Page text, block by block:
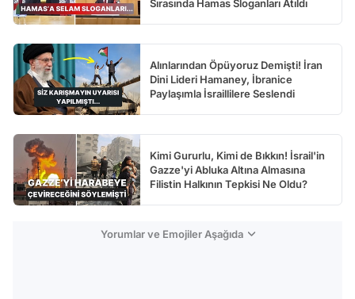
Sırasında Hamas Sloganları Atıldı
Alınlarından Öpüyoruz Demişti! İran
Dini Lideri Hamaney, İbranice
Paylaşımla İsraillilere Seslendi
Kimi Gururlu, Kimi de Bıkkın! İsrail'in
Gazze'yi Abluka Altına Almasına
Filistin Halkının Tepkisi Ne Oldu?
Yorumlar ve Emojiler Aşağıda